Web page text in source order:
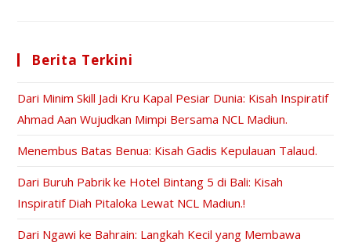
Berita Terkini
Dari Minim Skill Jadi Kru Kapal Pesiar Dunia: Kisah Inspiratif
Ahmad Aan Wujudkan Mimpi Bersama NCL Madiun.
Menembus Batas Benua: Kisah Gadis Kepulauan Talaud.
Dari Buruh Pabrik ke Hotel Bintang 5 di Bali: Kisah
Inspiratif Diah Pitaloka Lewat NCL Madiun.!
Dari Ngawi ke Bahrain: Langkah Kecil yang Membawa